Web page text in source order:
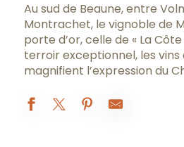
Au sud de Beaune, entre
Montrachet, le vignoble de
porte d’or, celle de « La
terroir exceptionnel, les vins
magnifient l’expression du